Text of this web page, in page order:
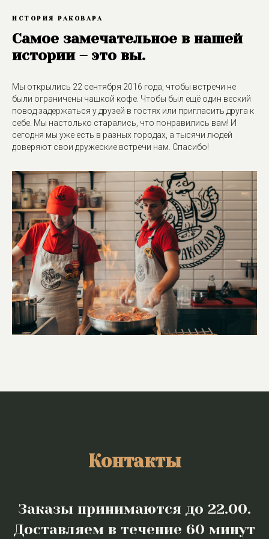
ИСТОРИЯ РАКОВАРА
Самое замечательное в нашей
истории – это вы.
Мы открылись 22 сентября 2016 года, чтобы встречи не
были ограничены чашкой кофе. Чтобы был ещё один веский
повод задержаться у друзей в гостях или пригласить друга к
себе. Мы настолько старались, что понравились вам! И
сегодня мы уже есть в разных городах, а тысячи людей
доверяют свои дружеские встречи нам. Спасибо!
Контакты
Заказы принимаются до 22.00.
Доставляем в течение 60 минут